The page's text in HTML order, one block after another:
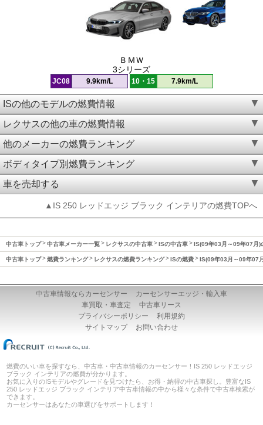
ＢＭＷ
3シリーズ
JC08 9.9km/L 10・15 7.9km/L
ISの他のモデルの燃費情報
レクサスの他の車の燃費情報
他のメーカーの燃費ランキング
ボディタイプ別燃費ランキング
車を売却する
▲IS 250 レッドエッジ ブラック インテリアの燃費TOPへ
中古車トップ 中古車メーカー一覧 レクサスの中古車 ISの中古車 IS(09年03月～09年07月)
中古車トップ 燃費ランキング レクサスの燃費ランキング ISの燃費 IS(09年03月～09年07
中古車情報ならカーセンサー
カーセンサーエッジ・輸入車
車買取・車査定
中古車リース
プライバシーポリシー
利用規約
サイトマップ
お問い合わせ
燃費のいい車を探すなら、中古車・中古車情報のカーセンサー！IS 250 レッドエッジ
ブラック インテリアの燃費が分かります。
お気に入りのISモデルやグレードを見つけたら、お得・納得の中古車探し。豊富なIS
250 レッドエッジ ブラック インテリア中古車情報の中から様々な条件で中古車検索が
できます。
カーセンサーはあなたの車選びをサポートします！